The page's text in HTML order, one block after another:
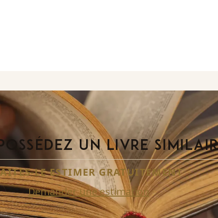
UN LIVRE
LE ESTIMER GRATUITEMENT
Demander une estimation